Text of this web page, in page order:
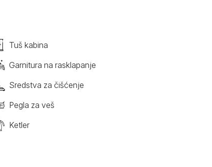
Tuš kabina
Garnitura na rasklapanje
Sredstva za čišćenje
Pegla za veš
Ketler